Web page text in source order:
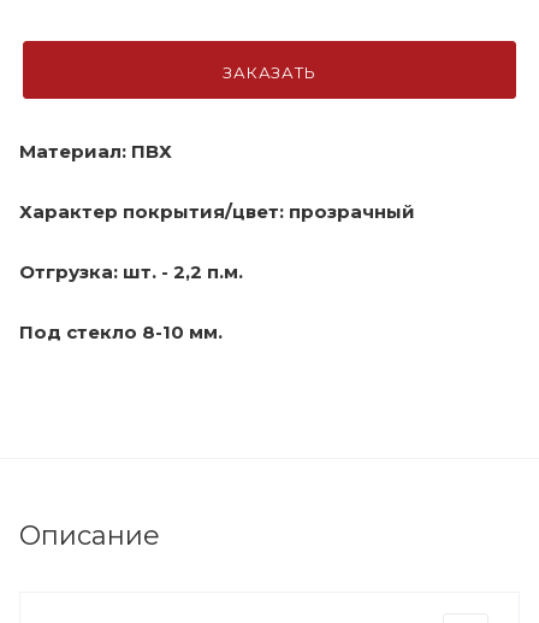
ЗАКАЗАТЬ
Материал: ПВХ
Характер покрытия/цвет: прозрачный
Отгрузка: шт. - 2,2 п.м.
Под стекло 8-10 мм.
Описание